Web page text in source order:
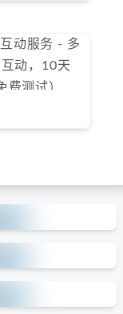
动服务 - 多
动，10天
费测试）